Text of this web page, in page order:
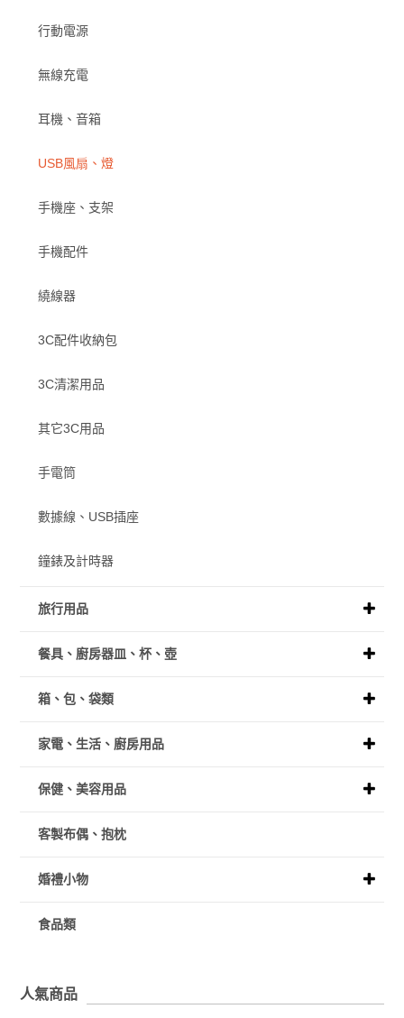
行動電源
無線充電
耳機、音箱
USB風扇、燈
手機座、支架
手機配件
繞線器
3C配件收納包
3C清潔用品
其它3C用品
手電筒
數據線、USB插座
鐘錶及計時器
旅行用品
餐具、廚房器皿、杯、壺
箱、包、袋類
家電、生活、廚房用品
保健、美容用品
客製布偶、抱枕
婚禮小物
食品類
人氣商品